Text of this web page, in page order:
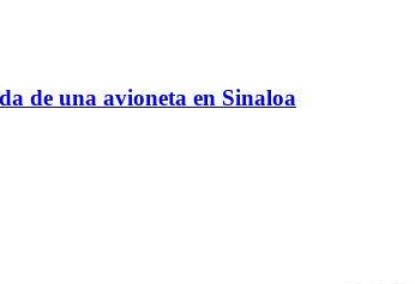
de una avioneta en Sinaloa